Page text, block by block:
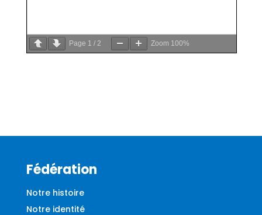
Page 1 / 2 Zoom 100%
Fédération
Notre histoire
Notre identité